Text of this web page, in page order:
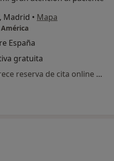
Madrid • Mapa
España
gratuita
Este especialista no ofrece reserva de cita online en esta dirección.